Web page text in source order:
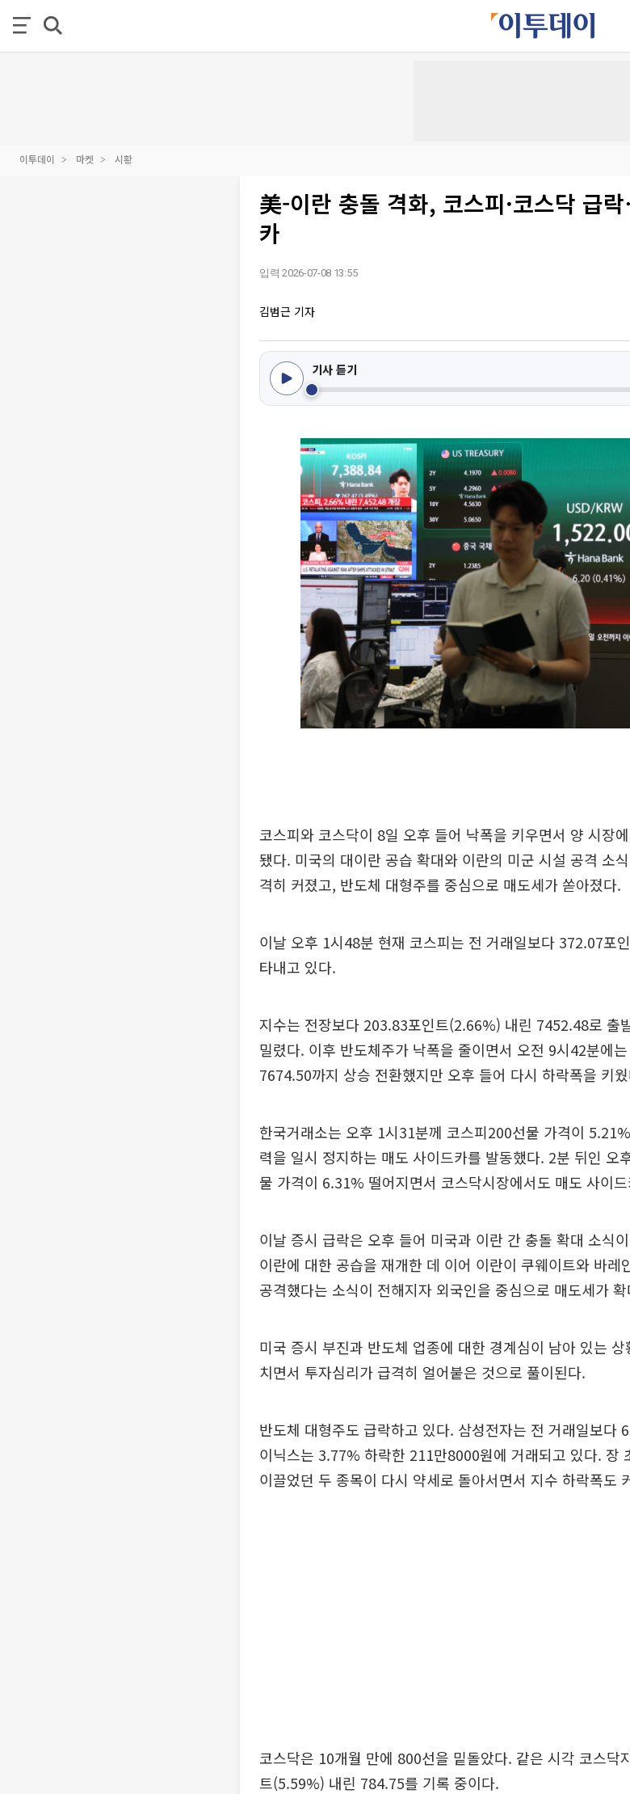
이투데이 마켓 시황
美-이란 충돌 격화, 코스피·코스닥 급
카
입력 2026-07-08 13:55
김범근 기자
기사 듣기
코스피와 코스닥이 8일 오후 들어 낙폭을 키우면서 양 시장
됐다. 미국의 대이란 공습 확대와 이란의 미군 시설 공격 소
격히 커졌고, 반도체 대형주를 중심으로 매도세가 쏟아졌다.
이날 오후 1시48분 현재 코스피는 전 거래일보다 372.07포
타내고 있다.
지수는 전장보다 203.83포인트(2.66%) 내린 7452.48로 출
밀렸다. 이후 반도체주가 낙폭을 줄이면서 오전 9시42분에
7674.50까지 상승 전환했지만 오후 들어 다시 하락폭을 키
한국거래소는 오후 1시31분께 코스피200선물 가격이
력을 일시 정지하는 매도 사이드카를 발동했다. 2분 뒤인 오
물 가격이 6.31% 떨어지면서 코스닥시장에서도 매도 사이
이날 증시 급락은 오후 들어 미국과 이란 간 충돌 확대 소식
이란에 대한 공습을 재개한 데 이어 이란이 쿠웨이트와 바
공격했다는 소식이 전해지자 외국인을 중심으로 매도세가
미국 증시 부진과 반도체 업종에 대한 경계심이 남아 있는
치면서 투자심리가 급격히 얼어붙은 것으로 풀이된다.
반도체 대형주도 급락하고 있다. 삼성전자는 전 거래일보다
이닉스는 3.77% 하락한 211만8000원에 거래되고 있다. 장
이끌었던 두 종목이 다시 약세로 돌아서면서 지수 하락폭도
코스닥은 10개월 만에 800선을 밑돌았다. 같은 시각 코스닥
트(5.59%) 내린 784.75를 기록 중이다.